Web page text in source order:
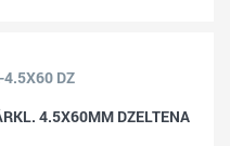
4.5X60 DZ
4.5X60MM DZELTENA